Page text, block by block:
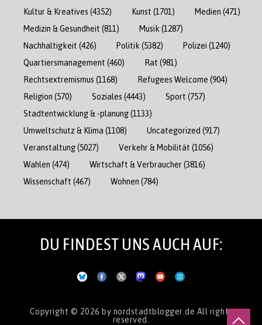
Kultur & Kreatives (4352) Kunst (1701) Medien (471)
Medizin & Gesundheit (811) Musik (1287)
Nachhaltigkeit (426) Politik (5382) Polizei (1240)
Quartiersmanagement (460) Rat (981)
Rechtsextremismus (1168) Refugees Welcome (904)
Religion (570) Soziales (4443) Sport (757)
Stadtentwicklung & -planung(1133)
Umweltschutz & Klima (1108) Uncategorized (917)
Veranstaltung(5027) Verkehr & Mobilität (1056)
Wahlen (474) Wirtschaft & Verbraucher(3816)
Wissenschaft (467) Wohnen (784)
DU FINDEST UNS AUCH AUF:
Copyright © 2026 by nordstadtblogger.de All rights
reserved.